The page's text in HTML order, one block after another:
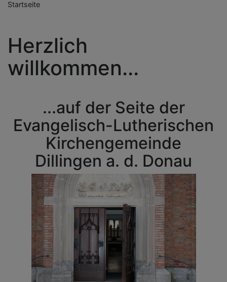
Startseite
Herzlich
willkommen...
...auf der Seite der
Evangelisch-Lutherischen
Kirchengemeinde
Dillingen a. d. Donau